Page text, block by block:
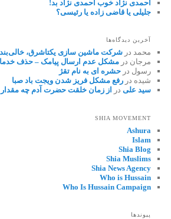
احمدی نژاد خوب احمدی نژاد بد!
جلیلی یا قاضی زاده یا رئیسی؟
آخرین دیدگاه‌ها
محمد درشرکت ماشین سازی یکتاشرق،
مرجان درمشکل عدم ارسال پیامک – حذف
رسول درحشره ای به نام تقژ
شیده دررفع مشکل فریز شدن ویجت باد صبا
سید علی در از زمان خلقت حضرت آدم چه
SHIA MOVEMENT
Ashura
Islam
Shia Blog
Shia Muslims
Shia News Agency
Who is Hussain
Who Is Hussain Campaign
پیوندها